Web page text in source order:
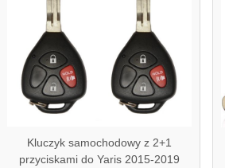
Kluczyk samochodowy z 2+1
przyciskami do Yaris 2015-2019